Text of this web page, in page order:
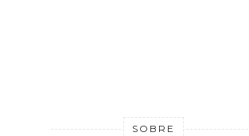
SOBRE